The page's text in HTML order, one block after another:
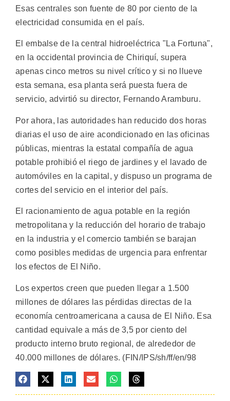
Esas centrales son fuente de 80 por ciento de la
electricidad consumida en el país.
El embalse de la central hidroeléctrica "La Fortuna",
en la occidental provincia de Chiriquí, supera
apenas cinco metros su nivel crítico y si no llueve
esta semana, esa planta será puesta fuera de
servicio, advirtió su director, Fernando Aramburu.
Por ahora, las autoridades han reducido dos horas
diarias el uso de aire acondicionado en las oficinas
públicas, mientras la estatal compañía de agua
potable prohibió el riego de jardines y el lavado de
automóviles en la capital, y dispuso un programa de
cortes del servicio en el interior del país.
El racionamiento de agua potable en la región
metropolitana y la reducción del horario de trabajo
en la industria y el comercio también se barajan
como posibles medidas de urgencia para enfrentar
los efectos de El Niño.
Los expertos creen que pueden llegar a 1.500
millones de dólares las pérdidas directas de la
economía centroamericana a causa de El Niño. Esa
cantidad equivale a más de 3,5 por ciento del
producto interno bruto regional, de alrededor de
40.000 millones de dólares. (FIN/IPS/sh/ff/en/98